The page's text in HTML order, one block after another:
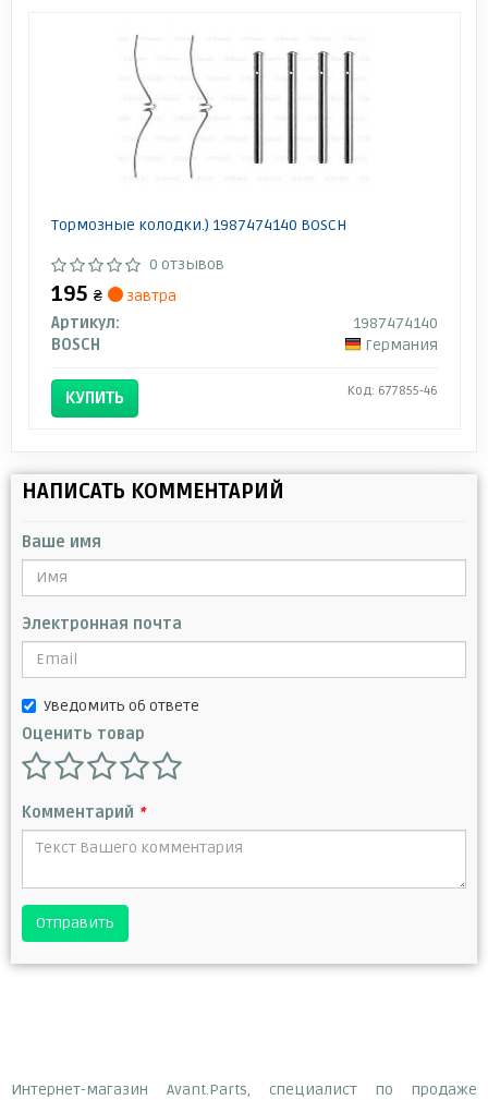
Тормозные колодки.) 1987474140 BOSCH
0 отзывов
195 ₴
завтра
Артикул:
1987474140
BOSCH
Германия
КУПИТЬ Код: 677855-46
НАПИСАТЬ КОММЕНТАРИЙ
Ваше имя
Электронная почта
Уведомить об ответе
Оценить товар
Комментарий *
Отправить
Интернет-магазин Avant.Parts, специалист по продаже